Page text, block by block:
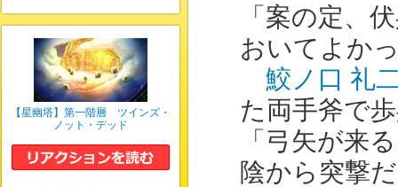
「案の定、
おいてよか
鮫ノ口 礼
た両手斧で
「弓矢が来
陰から突撃
【星幽塔】第一階層 ツインズ・
ノット・デッド